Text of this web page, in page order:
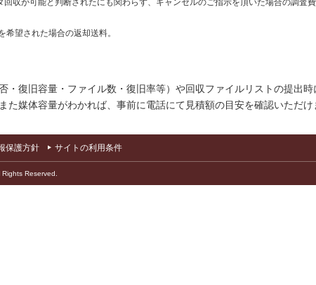
希望された場合の返却送料。
・復旧容量・ファイル数・復旧率等）や回収ファイルリストの提出時
た媒体容量がわかれば、事前に電話にて見積額の目安を確認いただけ
保護方針 サイトの利用条件
Reserved.